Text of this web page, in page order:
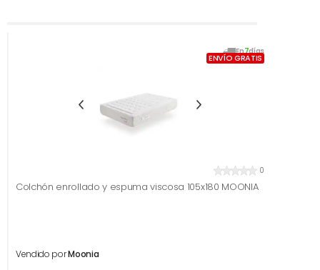
En7días
ENVÍO GRATIS
0
Colchón enrollado y espuma viscosa 105x180 MOONIA
Vendido porMoonia